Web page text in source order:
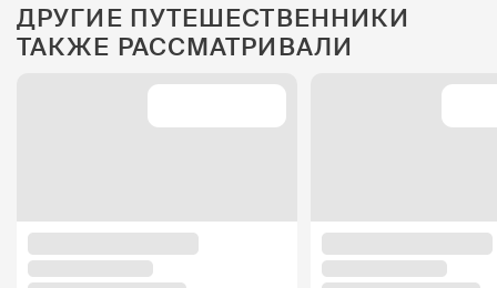
ДРУГИЕ ПУТЕШЕСТВЕННИКИ
ТАКЖЕ РАССМАТРИВАЛИ